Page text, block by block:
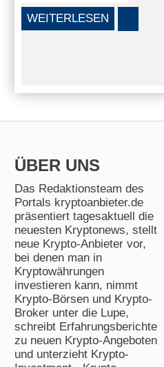
WEITERLESEN
ÜBER UNS
Das Redaktionsteam des
Portals kryptoanbieter.de
präsentiert tagesaktuell die
neuesten Kryptonews, stellt
neue Krypto-Anbieter vor,
bei denen man in
Kryptowährungen
investieren kann, nimmt
Krypto-Börsen und Krypto-
Broker unter die Lupe,
schreibt Erfahrungsberichte
zu neuen Krypto-Angeboten
und unterzieht Krypto-